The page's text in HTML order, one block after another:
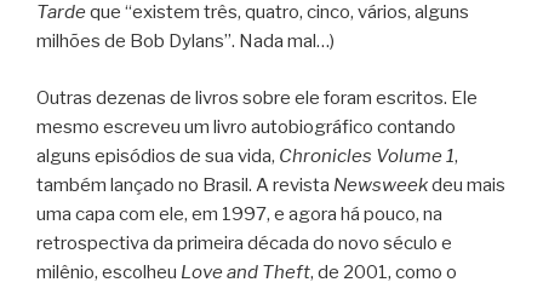
Tarde que “existem três, quatro, cinco, vários, alguns
milhões de Bob Dylans”. Nada mal…)
Outras dezenas de livros sobre ele foram escritos. Ele
mesmo escreveu um livro autobiográfico contando
alguns episódios de sua vida, Chronicles Volume 1,
também lançado no Brasil. A revista Newsweekdeu mais
uma capa com ele, em 1997, e agora há pouco, na
retrospectiva da primeira década do novo século e
milênio, escolheu Love and Theft, de 2001, como o